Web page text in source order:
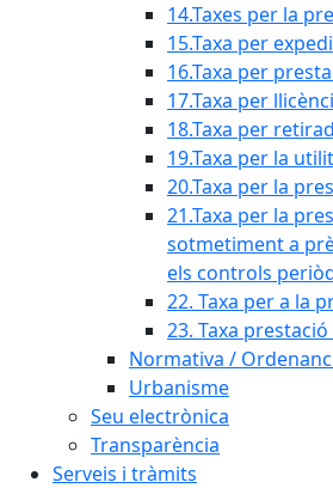
14.Taxes per la
15.Taxa per
16.Taxa per
17.Taxa per
18.Taxa per
19.Taxa per la
20.Taxa per la
21.Taxa per la
sotmetiment a
els controls
22. Taxa per a la
23. Taxa
Normativa /
Urbanisme
Seu electrònica
Transparència
Serveis i tràmits